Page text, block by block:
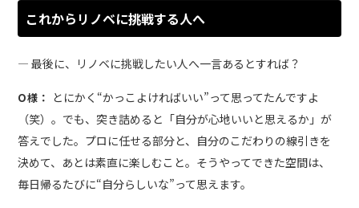
これからリノベに挑戦する人へ
― 最後に、リノベに挑戦したい人へ一言あるとすれば？
O様： とにかく“かっこよければいい”って思ってたんですよ
（笑）。でも、突き詰めると「自分が心地いいと思えるか」が
答えでした。プロに任せる部分と、自分のこだわりの線引きを
決めて、あとは素直に楽しむこと。そうやってできた空間は、
毎日帰るたびに“自分らしいな”って思えます。